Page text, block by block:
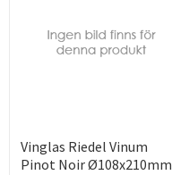
Vinglas Riedel Vinum
Pinot Noir Ø108x210mm